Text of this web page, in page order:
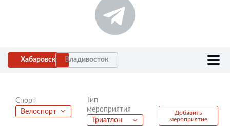
Хабаровск Владивосток
Спорт
Велоспорт
Тип
мероприятия
Триатлон
Добавить
мероприятие